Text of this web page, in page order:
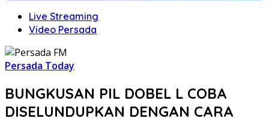
Live Streaming
Video Persada
Persada Today
BUNGKUSAN PIL DOBEL L COBA
DISELUNDUPKAN DENGAN CARA